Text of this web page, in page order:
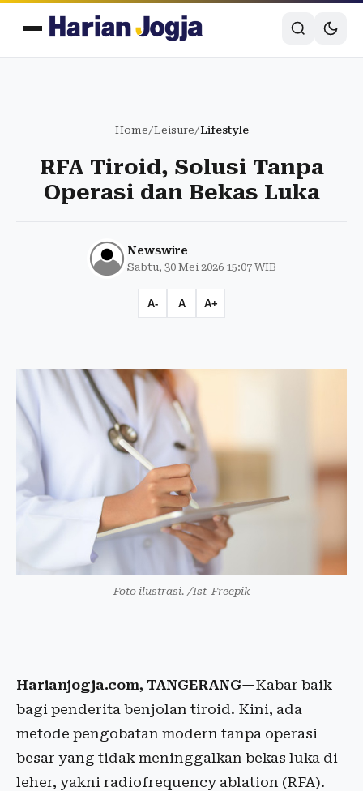
Home/Leisure/Lifestyle
RFA Tiroid, Solusi Tanpa
Operasi dan Bekas Luka
Newswire
Sabtu, 30 Mei 2026 15:07 WIB
A- A A+
Foto ilustrasi. /Ist-Freepik
Harianjogja.com, TANGERANG—Kabar baik
bagi penderita benjolan tiroid. Kini, ada
metode pengobatan modern tanpa operasi
besar yang tidak meninggalkan bekas luka di
leher, yakni radiofrequency ablation (RFA).